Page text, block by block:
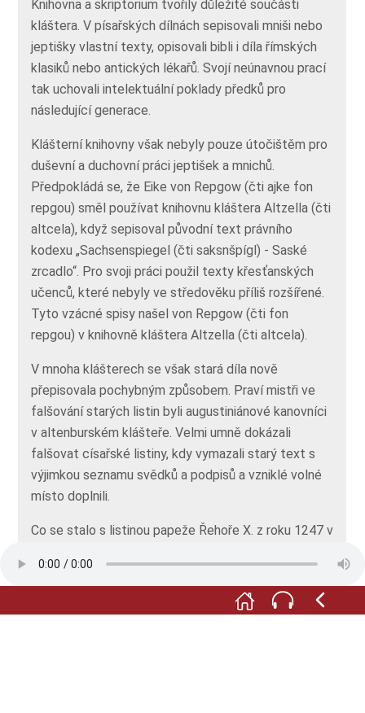
Knihovna a skriptorium tvořily důležité součásti
kláštera. V písařských dílnách sepisovali mniši nebo
jeptišky vlastní texty, opisovali bibli i díla římských
klasiků nebo antických lékařů. Svojí neúnavnou prací
tak uchovali intelektuální poklady předků pro
následující generace.
Klášterní knihovny však nebyly pouze útočištěm pro
duševní a duchovní práci jeptišek a mnichů.
Předpokládá se, že Eike von Repgow (čti ajke fon
repgou) směl používat knihovnu kláštera Altzella (čti
altcela), když sepisoval původní text právního
kodexu „Sachsenspiegel (čti saksnšpígl) - Saské
zrcadlo“. Pro svoji práci použil texty křesťanských
učenců, které nebyly ve středověku příliš rozšířené.
Tyto vzácné spisy našel von Repgow (čti fon
repgou) v knihovně kláštera Altzella (čti altcela).
V mnoha klášterech se však stará díla nově
přepisovala pochybným způsobem. Praví mistři ve
falšování starých listin byli augustiniánové kanovníci
v altenburském klášteře. Velmi umně dokázali
falšovat císařské listiny, kdy vymazali starý text s
výjimkou seznamu svědků a podpisů a vzniklé volné
místo doplnili.
Co se stalo s listinou papeže Řehoře X. z roku 1247 v
dozvíte v mediální stanici.
Tato exkurze ukazuje kromě vzácných rukopisů z